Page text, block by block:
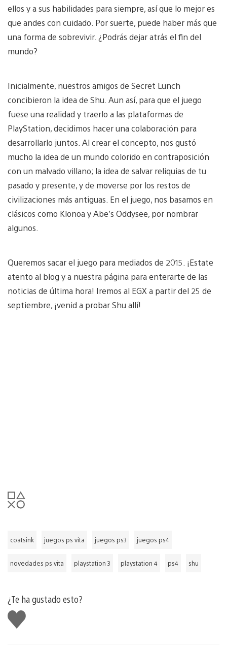
ellos y a sus habilidades para siempre, así que lo mejor es
que andes con cuidado. Por suerte, puede haber más que
una forma de sobrevivir. ¿Podrás dejar atrás el fin del
mundo?
Inicialmente, nuestros amigos de Secret Lunch
concibieron la idea de Shu. Aun así, para que el juego
fuese una realidad y traerlo a las plataformas de
PlayStation, decidimos hacer una colaboración para
desarrollarlo juntos. Al crear el concepto, nos gustó
mucho la idea de un mundo colorido en contraposición
con un malvado villano; la idea de salvar reliquias de tu
pasado y presente, y de moverse por los restos de
civilizaciones más antiguas. En el juego, nos basamos en
clásicos como Klonoa y Abe’s Oddysee, por nombrar
algunos.
Queremos sacar el juego para mediados de 2015. ¡Estate
atento al blog y a nuestra página para enterarte de las
noticias de última hora! Iremos al EGX a partir del 25 de
septiembre, ¡venid a probar Shu allí!
coatsink juegos ps vita juegos ps3 juegos ps4
novedades ps vita playstation 3 playstation 4 ps4 shu
¿Te ha gustado esto?
Me
gusta